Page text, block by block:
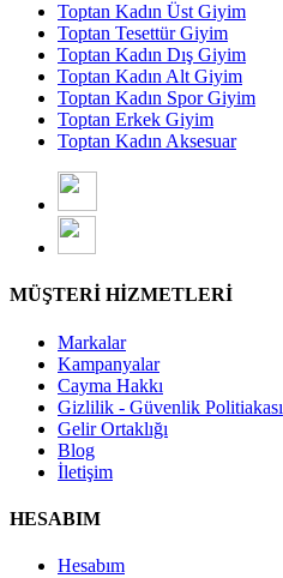
Toptan Kadın Üst Giyim
Toptan Tesettür Giyim
Toptan Kadın Dış Giyim
Toptan Kadın Alt Giyim
Toptan Kadın Spor Giyim
Toptan Erkek Giyim
Toptan Kadın Aksesuar
MÜŞTERİ HİZMETLERİ
Markalar
Kampanyalar
Cayma Hakkı
Gizlilik - Güvenlik Politiakası
Gelir Ortaklığı
Blog
İletişim
HESABIM
Hesabım